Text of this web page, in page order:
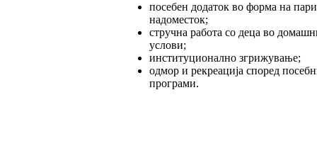
посебен додаток во форма на
надоместок;
стручна работа со деца во
услови;
институционално згрижување;
одмор и рекреација според
програми.